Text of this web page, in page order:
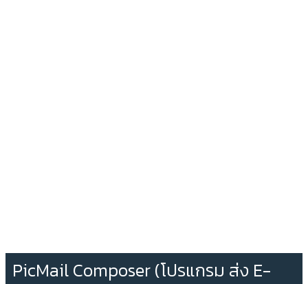
PicMail Composer (โปรแกรม ส่ง E-